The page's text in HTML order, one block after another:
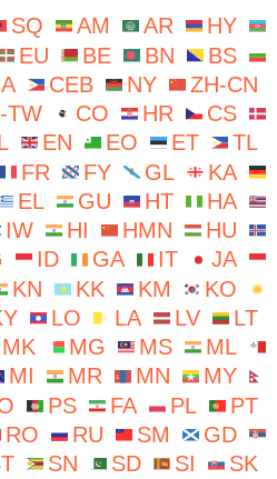
SQ AM AR
HY
EU BE BN
BS
CEB NY
ZH-CN
TW
CO HR
CS
EN EO ET
TL
FR FY GL
KA
EL GU HT
HA
IW HI HMN
HU
ID GA IT
JA
KN KK KM
KO
LO LA LV
LT
MK MG MS
ML
MI MR MN
MY
PS FA PL
PT
RO RU SM
GD
SN SD SI
SK